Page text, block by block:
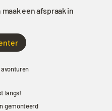
een afspraak in
langs!
gemonteerd